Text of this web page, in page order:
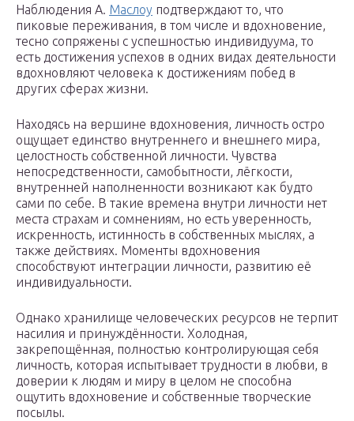
Наблюдения А. Маслоу подтверждают то, что
пиковые переживания, в том числе и вдохновение,
тесно сопряжены с успешностью индивидуума, то
есть достижения успехов в одних видах деятельности
вдохновляют человека к достижениям побед в
других сферах жизни.
Находясь на вершине вдохновения, личность остро
ощущает единство внутреннего и внешнего мира,
целостность собственной личности. Чувства
непосредственности, самобытности, лёгкости,
внутренней наполненности возникают как будто
сами по себе. В такие времена внутри личности нет
места страхам и сомнениям, но есть уверенность,
искренность, истинность в собственных мыслях, а
также действиях. Моменты вдохновения
способствуют интеграции личности, развитию её
индивидуальности.
Однако хранилище человеческих ресурсов не терпит
насилия и принуждённости. Холодная,
закрепощённая, полностью контролирующая себя
личность, которая испытывает трудности в любви, в
доверии к людям и миру в целом не способна
ощутить вдохновение и собственные творческие
посылы.